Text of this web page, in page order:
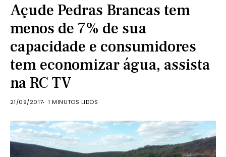
Açude Pedras Brancas tem
menos de 7% de sua
capacidade e consumidores
tem economizar água, assista
na RC TV
21/09/2017 1 MINUTOS LIDOS